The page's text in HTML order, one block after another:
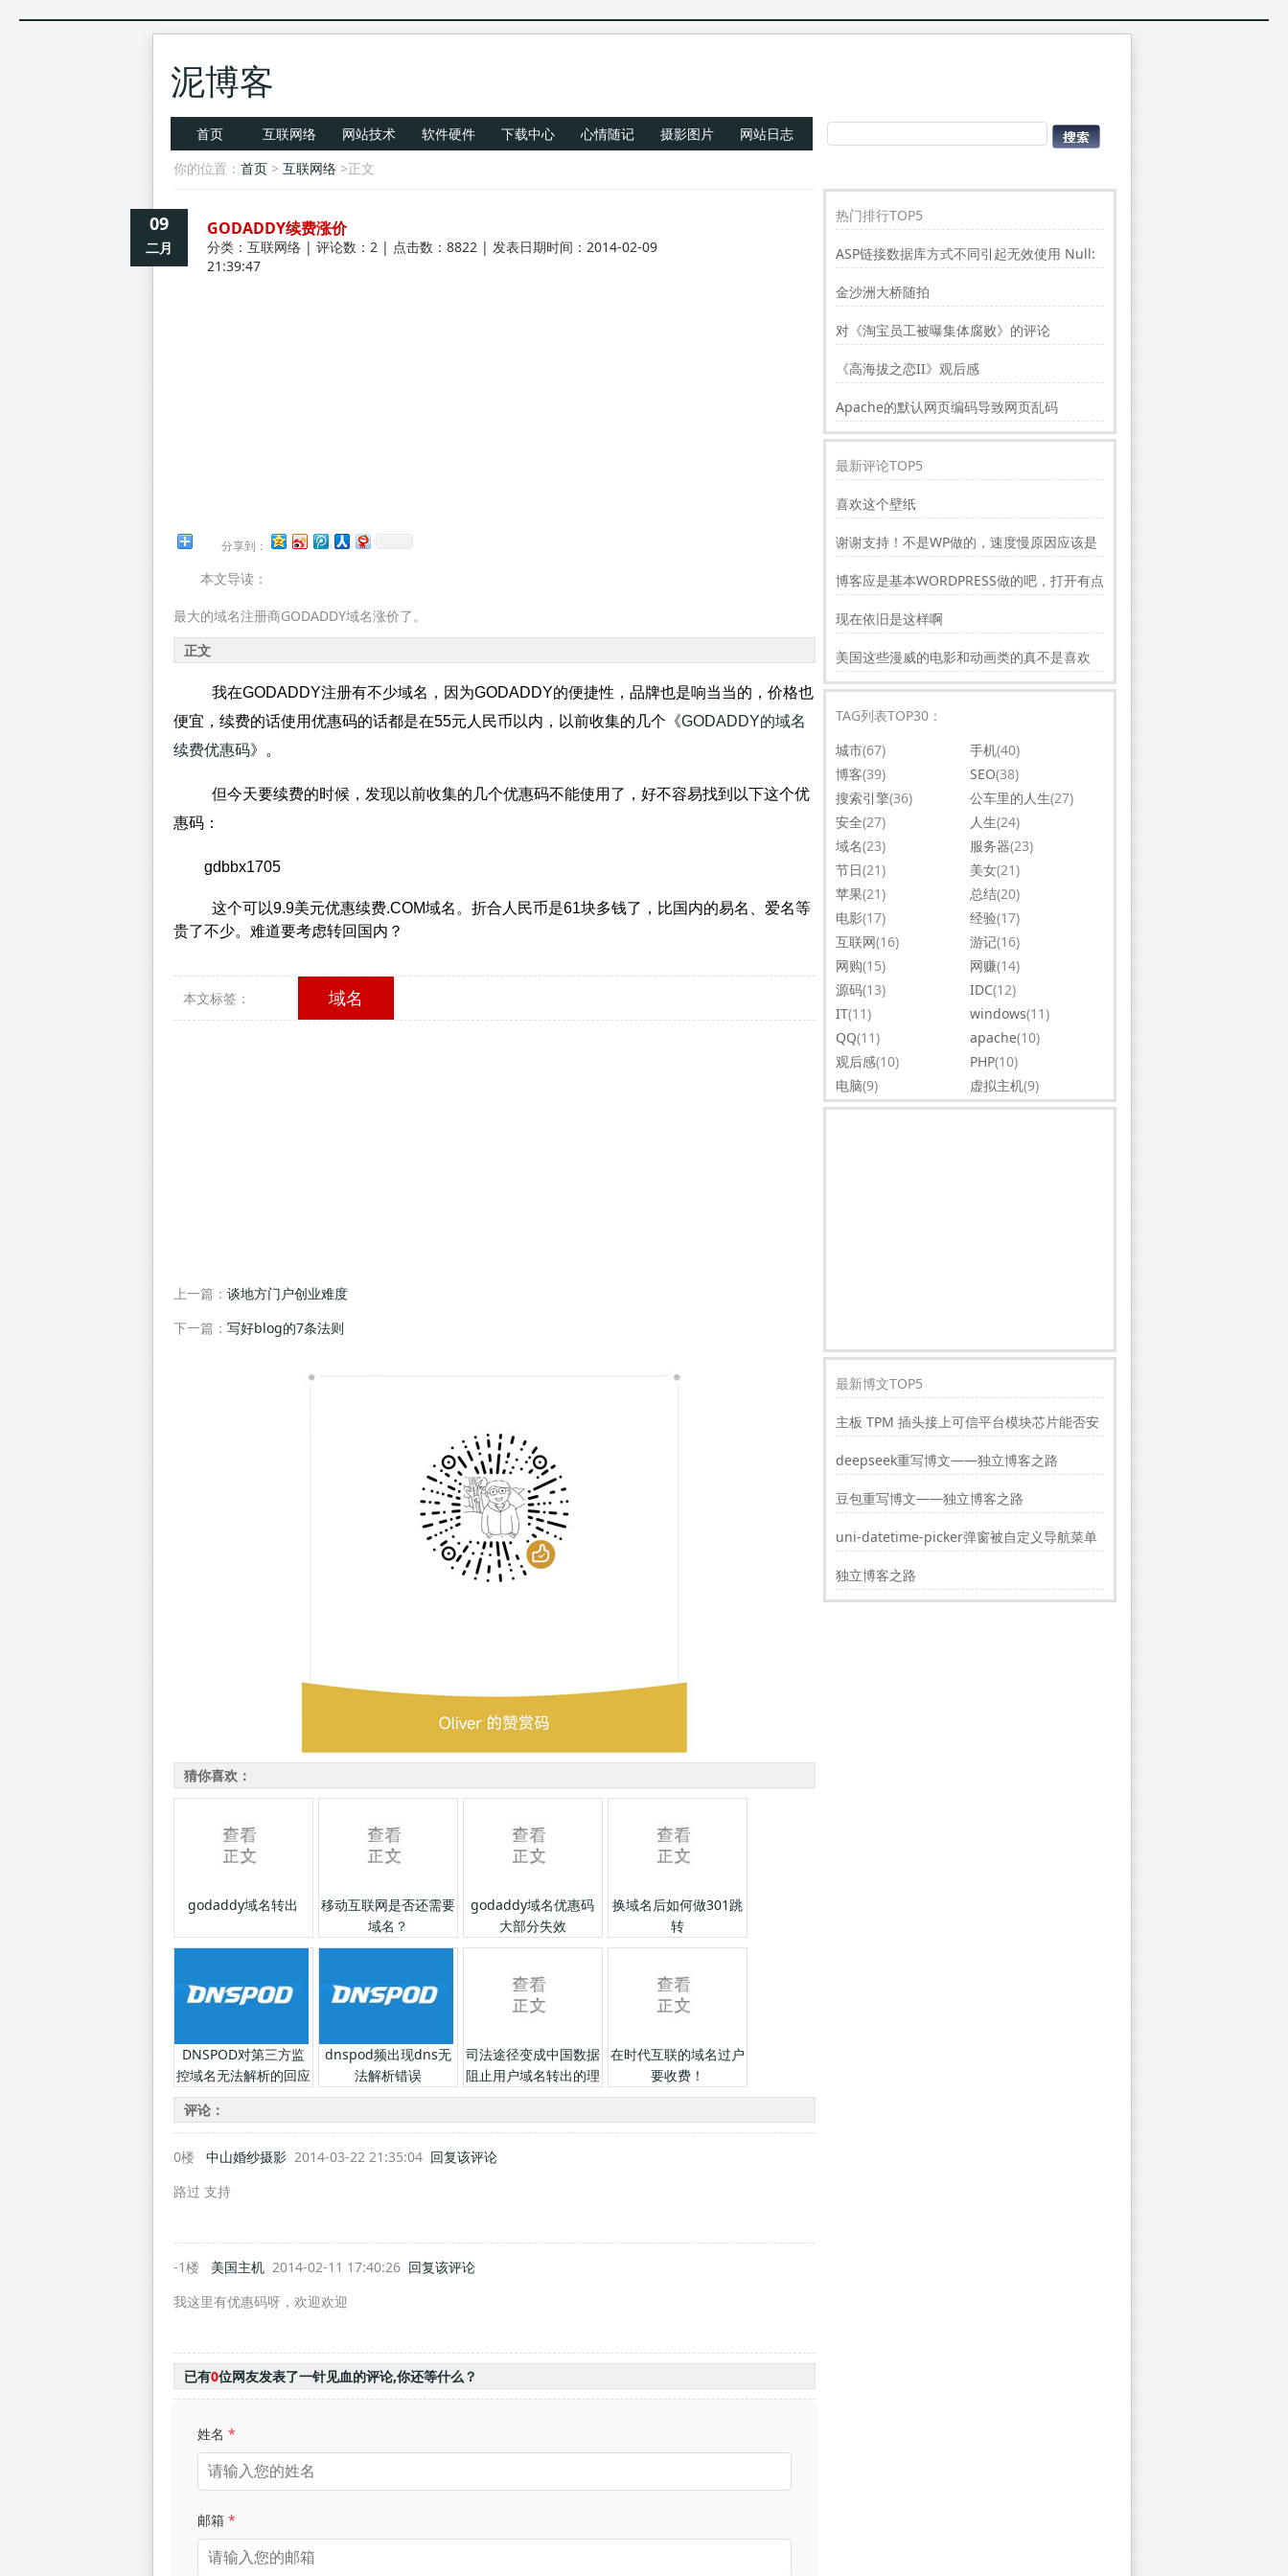
泥博客
首页 互联网络 网站技术 软件硬件 下载中心 心情随记 摄影图片
网站日志
你的位置： 首页> 互联网络>正文
09
二月
GODADDY续费涨价
分类： 互联网络| 评论数：2 | 点击数：8822 | 发表日期时间：2014-02-09
21:39:47
分享到：
本文导读：
最大的域名注册商GODADDY域名涨价了。
正文
我在GODADDY注册有不少域名，因为GODADDY的便捷性，品牌也是响当当的，价格也
便宜，续费的话使用优惠码的话都是在55元人民币以内，以前收集的几个《GODADDY的域名
续费优惠码》。
但今天要续费的时候，发现以前收集的几个优惠码不能使用了，好不容易找到以下这个优
惠码：
gdbbx1705
这个可以9.9美元优惠续费.COM域名。折合人民币是61块多钱了，比国内的易名、爱名等
贵了不少。难道要考虑转回国内？
本文标签： 域名
上一篇： 谈地方门户创业难度
下一篇： 写好blog的7条法则
猜你喜欢：
godaddy域名转出
移动互联网是否还需要
域名？
godaddy域名优惠码
大部分失效
换域名后如何做301跳
转
DNSPOD对第三方监
控域名无法解析的回应
dnspod频出现dns无
法解析错误
司法途径变成中国数据
阻止用户域名转出的理
由
在时代互联的域名过户
要收费！
评论：
0楼 中山婚纱摄影2014-03-22 21:35:04 回复该评论
路过 支持
-1楼 美国主机2014-02-11 17:40:26 回复该评论
我这里有优惠码呀，欢迎欢迎
已有0位网友发表了一针见血的评论,你还等什么？
姓名 *
邮箱 *
热门排行TOP5
ASP链接数据库方式不同引起无效使用 Null:
Replace”的问题
金沙洲大桥随拍
对《淘宝员工被曝集体腐败》的评论
《高海拔之恋II》观后感
Apache的默认网页编码导致网页乱码
最新评论TOP5
喜欢这个壁纸
谢谢支持！不是WP做的，速度慢原因应该是
服务器线路问题。
博客应是基本WORDPRESS做的吧，打开有点
慢，可以优化一下。还有网站更新应多一点，
才会吸引更多相关的人去看。纯个人意见，谢
现在依旧是这样啊
美国这些漫威的电影和动画类的真不是喜欢
看，太没意思了
TAG列表TOP30：
城市(67) 手机(40)
博客(39) SEO(38)
搜索引擎(36) 公车里的人生(27)
安全(27) 人生(24)
域名(23) 服务器(23)
节日(21) 美女(21)
苹果(21) 总结(20)
电影(17) 经验(17)
互联网(16) 游记(16)
网购(15) 网赚(14)
源码(13) IDC(12)
IT(11) windows(11)
QQ(11) apache(10)
观后感(10) PHP(10)
电脑(9) 虚拟主机(9)
最新博文TOP5
主板 TPM 插头接上可信平台模块芯片能否安
装windwos11?
deepseek重写博文——独立博客之路
豆包重写博文——独立博客之路
uni-datetime-picker弹窗被自定义导航菜单
遮挡的解决方法
独立博客之路